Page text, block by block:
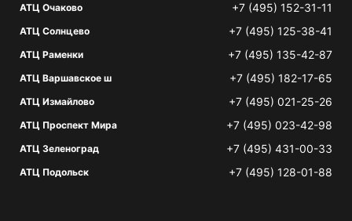
АТЦ Очаково +7 (495) 152-31-11
АТЦ Солнцево +7 (495) 125-38-41
АТЦ Раменки +7 (495) 135-42-87
АТЦ Варшавское ш +7 (495) 182-17-65
АТЦ Измайлово +7 (495) 021-25-26
АТЦ Проспект Мира +7 (495) 023-42-98
АТЦ Зеленоград +7 (495) 431-00-33
АТЦ Подольск +7 (495) 128-01-88